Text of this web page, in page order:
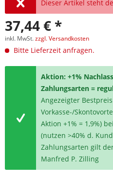
Dieser Artikel steht
37,44 € *
inkl. MwSt.zzgl. Versandkosten
Bitte Lieferzeit anfragen.
Aktion: +1%
Zahlungsarten =
Angezeigter
Vorkasse-/
Aktion +1% = 1,9%)
(nutzen >40% d.
Zahlungsarten gilt
Manfred P. Zilling